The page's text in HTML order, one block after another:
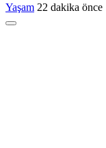
Yaşam 22 dakika önce